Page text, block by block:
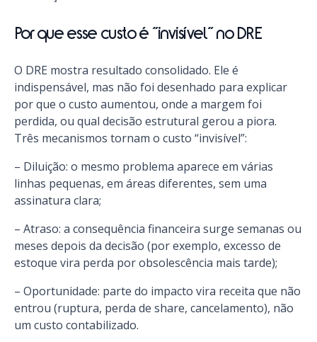
Por que esse custo é “invisível” no DRE
O DRE mostra resultado consolidado. Ele é
indispensável, mas não foi desenhado para explicar
por que o custo aumentou, onde a margem foi
perdida, ou qual decisão estrutural gerou a piora.
Três mecanismos tornam o custo “invisível”:
– Diluição: o mesmo problema aparece em várias
linhas pequenas, em áreas diferentes, sem uma
assinatura clara;
– Atraso: a consequência financeira surge semanas ou
meses depois da decisão (por exemplo, excesso de
estoque vira perda por obsolescência mais tarde);
– Oportunidade: parte do impacto vira receita que não
entrou (ruptura, perda de share, cancelamento), não
um custo contabilizado.